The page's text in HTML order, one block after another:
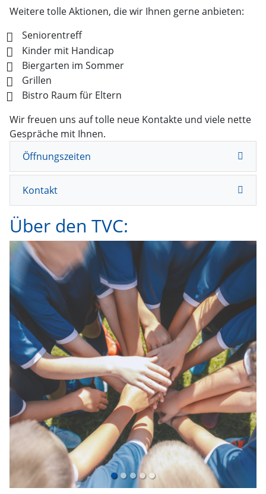
Weitere tolle Aktionen, die wir Ihnen gerne anbieten:
Seniorentreff
Kinder mit Handicap
Biergarten im Sommer
Grillen
Bistro Raum für Eltern
Wir freuen uns auf tolle neue Kontakte und viele nette
Gespräche mit Ihnen.
Öffnungszeiten
Kontakt
Über den TVC:
E-Mail Kontakt zu den
jeweiligen Bereichen des TVC:
Allgemeines:
info(@)tvcannstatt.de
Bewegungszentrum:
dasbz(@)tvcannstatt.de